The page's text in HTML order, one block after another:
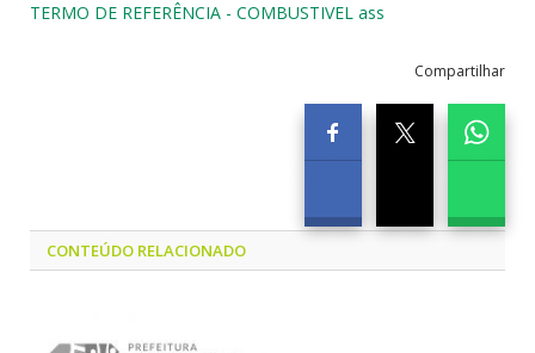
TERMO DE REFERÊNCIA - COMBUSTIVEL ass
Compartilhar
CONTEÚDO RELACIONADO